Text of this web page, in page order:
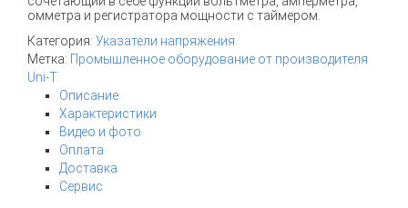
омметра и регистратора мощности с таймером.
Категория: Указатели напряжения
Метка: Промышленное оборудование от производителя
Uni-T
Описание
Характеристики
Видео и фото
Оплата
Доставка
Сервис